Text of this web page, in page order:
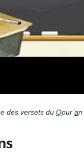
des versets du Qour’a